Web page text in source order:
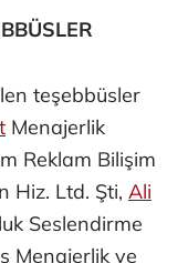
teşebbüsler
Menajerlik
Reklam Bilişim
Hiz. Ltd. Şti, Ali
Seslendirme
Menajerlik ve